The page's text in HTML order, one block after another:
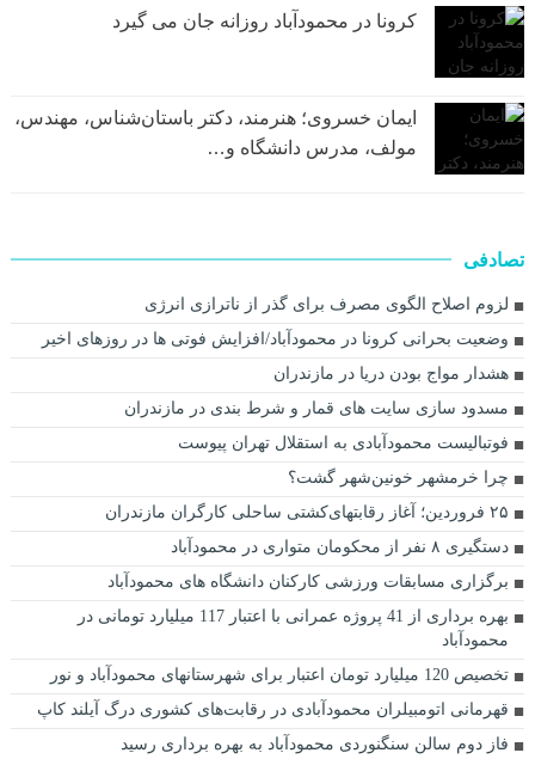
کرونا در محمودآباد روزانه جان می گیرد
ایمان خسروی؛ هنرمند، دکتر باستان‌شناس، مهندس،
مولف، مدرس دانشگاه و…
تصادفی
لزوم اصلاح الگوی مصرف برای گذر از ناترازی انرژی
وضعیت بحرانی کرونا در محمودآباد/افزایش فوتی ها در روزهای اخیر
هشدار مواج بودن دریا در مازندران
مسدود سازی سایت های قمار و شرط بندی در مازندران
فوتبالیست محمودآبادی به استقلال تهران پیوست
چرا خرمشهر خونین‌شهر گشت؟
‎۲۵ فروردین؛ آغاز رقابتهای‌کشتی ساحلی کارگران مازندران
دستگیری ۸ نفر از محکومان متواری در محمودآباد
برگزاری مسابقات ورزشی کارکنان دانشگاه های محمودآباد
بهره برداری از 41 پروژه عمرانی با اعتبار 117 میلیارد تومانی در
محمودآباد
تخصیص 120 میلیارد تومان اعتبار برای شهرستانهای محمودآباد و نور
قهرمانی اتومبیلران محمودآبادی در رقابت‌های کشوری درگ آیلند کاپ
فاز دوم سالن سنگنوردی محمودآباد به بهره برداری رسید